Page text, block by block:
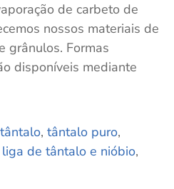
de carbeto de
nossos materiais de
grânulos. Formas
disponíveis mediante
, tântalo puro,
liga de tântalo e nióbio,